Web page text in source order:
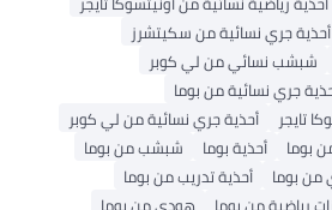
أحذية جري نسائية من سكيتشرز
شبشب نسائي من لي كوبر
جري نسائية من بوما
تايجر
أحذية جري نسائية من لي كوبر
بوما أحذية بوما
شبشب من بوما
من بوما
أحذية تدريب من بوما